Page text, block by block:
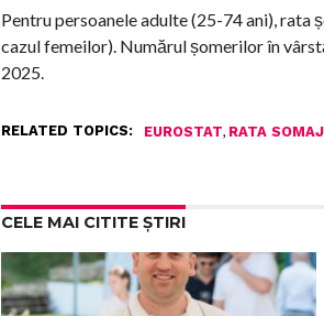
Pentru persoanele adulte (25-74 ani), rata
cazul femeilor). Numărul șomerilor în
2025.
RELATED TOPICS: EUROSTAT, RATA
CELE MAI CITITE ȘTIRI